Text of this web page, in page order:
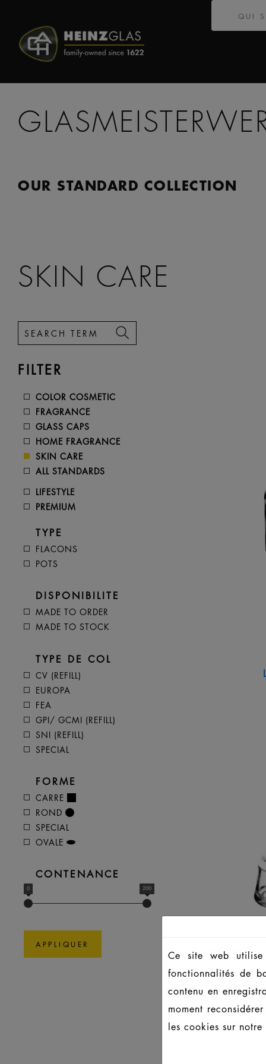
QUI
OUR STANDARD COLLECTION
SKIN CARE
FILTER
ALL STANDARDS
COLOR COSMETIC
FRAGRANCE
GLASS CAPS
HOME FRAGRANCE
SKIN CARE
LIFESTYLE
PREMIUM
TYPE
FLACONS
POTS
DISPONIBILITE
MADE TO ORDER
MADE TO STOCK
TYPE DE COL
CV (REFILL)
EUROPA
FEA
GPI/ GCMI (REFILL)
SNI (REFILL)
SPECIAL
FORME
CARRE
ROND
SPECIAL
OVALE
CONTENANCE
0 200
APPLIQUER
Ce site web
fonctionnalités de
contenu en
moment
les cookies sur notre